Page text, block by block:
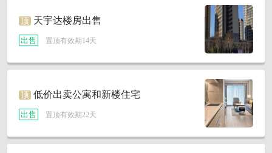
顶 天宇达楼房出售
出售 置顶有效期14天
顶 低价出卖公寓和新楼住宅
出售 置顶有效期22天